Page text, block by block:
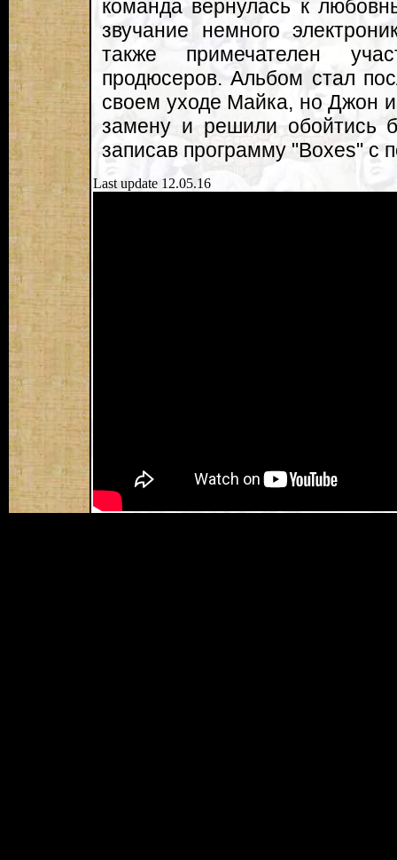
команда вернулась к
звучание немного
также примечателен
продюсеров. Альбом стал
своем уходе Майка, но Джон
замену и решили обойтись
записав программу "Boxes" с
Last update 12.05.16